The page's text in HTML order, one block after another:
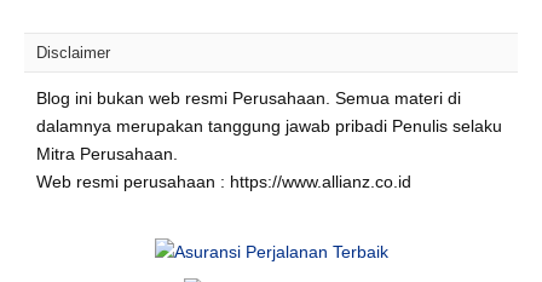
Disclaimer
Blog ini bukan web resmi Perusahaan. Semua materi di
dalamnya merupakan tanggung jawab pribadi Penulis selaku
Mitra Perusahaan.
Web resmi perusahaan : https://www.allianz.co.id